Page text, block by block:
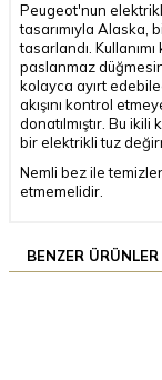
Peugeot'nun
tasarımıyla Alaska,
tasarlandı.
paslanmaz
kolayca ayırt
akışını kontrol
donatılmıştır. Bu
bir elektrikli tuz
Nemli bez ile
etmemelidir.
BENZER ÜRÜNLER